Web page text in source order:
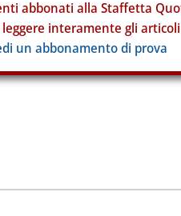
abbonati alla Staffetta
leggere interamente gli
un abbonamento di prova